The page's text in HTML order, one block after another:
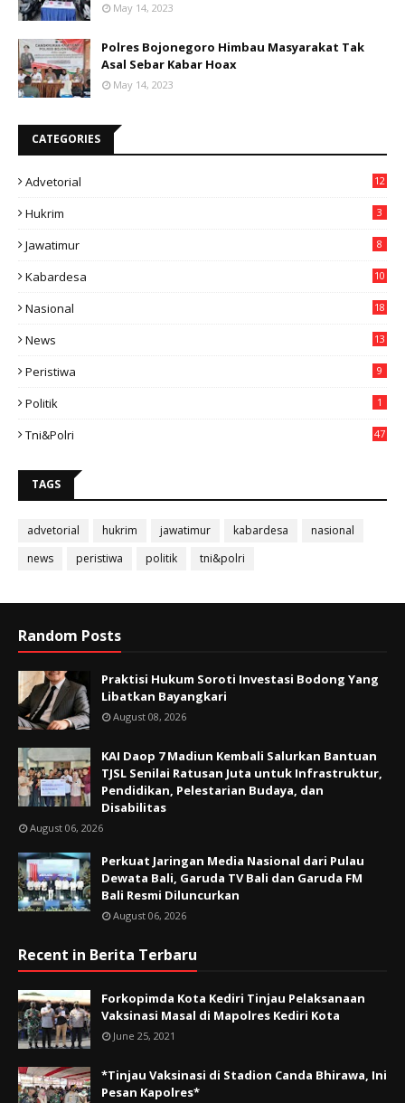
May 14, 2023
Polres Bojonegoro Himbau Masyarakat Tak
Asal Sebar Kabar Hoax
May 14, 2023
CATEGORIES
Advetorial 12
Hukrim 3
Jawatimur 8
Kabardesa
10
Nasional
18
News
13
Peristiwa 9
Politik 1
Tni&polri 47
TAGS
advetorial hukrim jawatimur kabardesa
nasional
news
peristiwa politik tni&polri
Random Posts
Praktisi Hukum Soroti Investasi Bodong Yang
Libatkan Bayangkari
August 08, 2026
KAI Daop 7 Madiun Kembali Salurkan Bantuan
TJSL Senilai Ratusan Juta untuk Infrastruktur,
Pendidikan, Pelestarian Budaya, dan
Disabilitas
August 06, 2026
Perkuat Jaringan Media Nasional dari Pulau
Dewata Bali, Garuda TV Bali dan Garuda FM
Bali Resmi Diluncurkan
August 06, 2026
Recent in Berita Terbaru
Forkopimda Kota Kediri Tinjau Pelaksanaan
Vaksinasi Masal di Mapolres Kediri Kota
June 25, 2021
*Tinjau Vaksinasi di Stadion Canda Bhirawa, Ini
Pesan Kapolres*